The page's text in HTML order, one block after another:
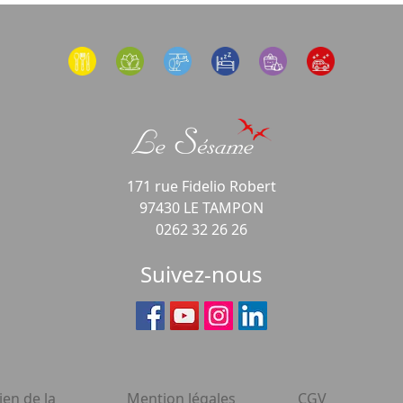
171 rue Fidelio Robert
97430 LE TAMPON
0262 32 26 26
Suivez-nous
de la Mention légales CGV